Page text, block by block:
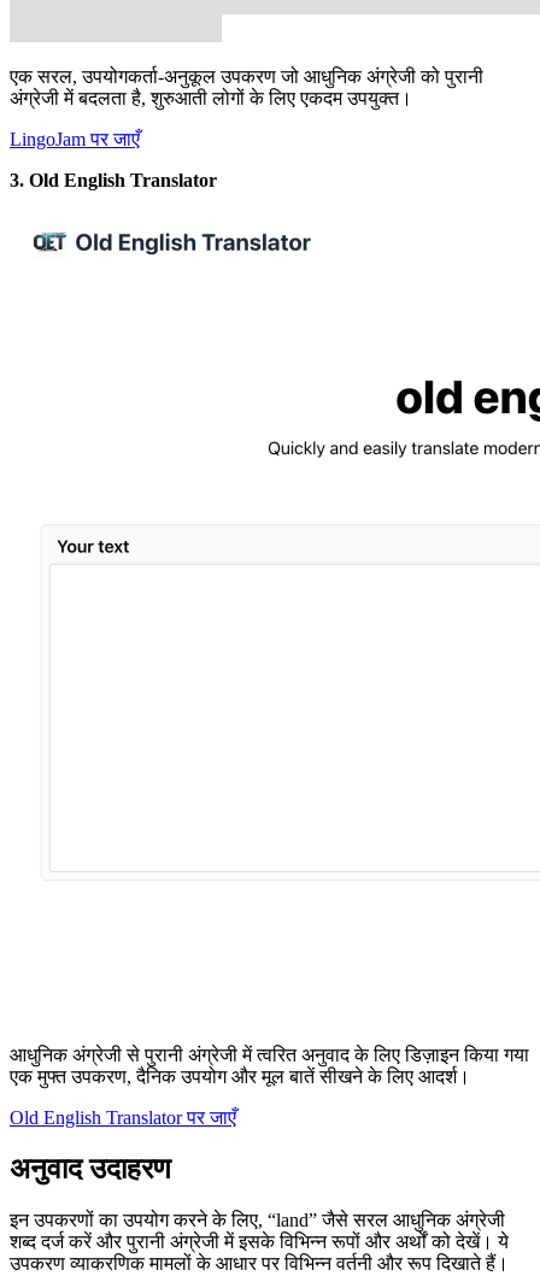
एक सरल, उपयोगकर्ता-अनुकूल उपकरण जो आधुनिक अंग्रेजी को पुरानी
अंग्रेजी में बदलता है, शुरुआती लोगों के लिए एकदम उपयुक्त।
LingoJam पर जाएँ
3. Old English Translator
आधुनिक अंग्रेजी से पुरानी अंग्रेजी में त्वरित अनुवाद के लिए डिज़ाइन किया गया
एक मुफ्त उपकरण, दैनिक उपयोग और मूल बातें सीखने के लिए आदर्श।
Old English Translator पर जाएँ
अनुवाद उदाहरण
इन उपकरणों का उपयोग करने के लिए, “land” जैसे सरल आधुनिक अंग्रेजी
शब्द दर्ज करें और पुरानी अंग्रेजी में इसके विभिन्न रूपों और अर्थों को देखें। ये
उपकरण व्याकरणिक मामलों के आधार पर विभिन्न वर्तनी और रूप दिखाते हैं।